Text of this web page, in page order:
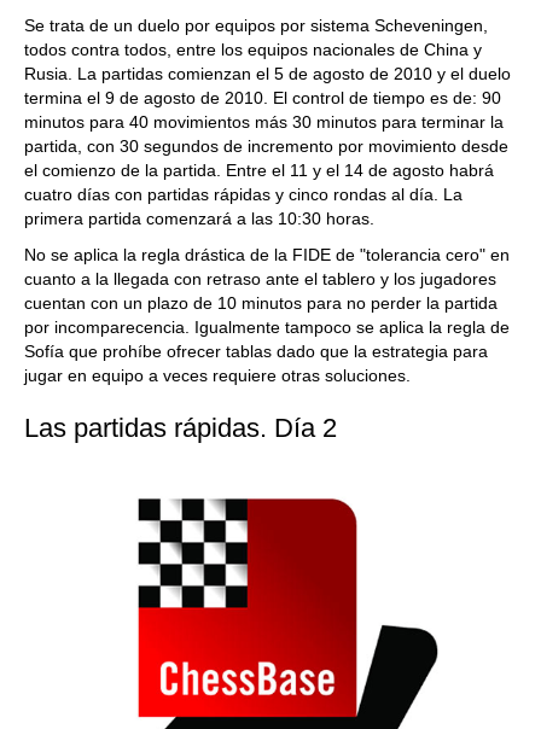
Se trata de un duelo por equipos por sistema Scheveningen,
todos contra todos, entre los equipos nacionales de China y
Rusia. La partidas comienzan el 5 de agosto de 2010 y el duelo
termina el 9 de agosto de 2010. El control de tiempo es de: 90
minutos para 40 movimientos más 30 minutos para terminar la
partida, con 30 segundos de incremento por movimiento desde
el comienzo de la partida. Entre el 11 y el 14 de agosto habrá
cuatro días con partidas rápidas y cinco rondas al día. La
primera partida comenzará a las 10:30 horas.
No se aplica la regla drástica de la FIDE de "tolerancia cero" en
cuanto a la llegada con retraso ante el tablero y los jugadores
cuentan con un plazo de 10 minutos para no perder la partida
por incomparecencia. Igualmente tampoco se aplica la regla de
Sofía que prohíbe ofrecer tablas dado que la estrategia para
jugar en equipo a veces requiere otras soluciones.
Las partidas rápidas. Día 2